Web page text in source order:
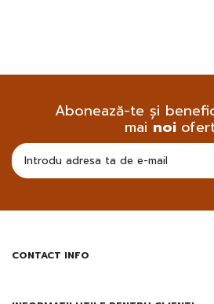
Abonează-te și
mai noi
sa
primesc
informatii
CONTACT INFO